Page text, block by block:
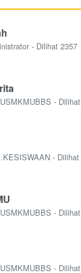
- Dilihat 2357
- Dilihat
- Dilihat
- Dilihat
- Dilihat